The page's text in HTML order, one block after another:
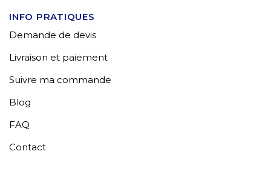
INFO PRATIQUES
Demande de devis
Livraison et paiement
Suivre ma commande
Blog
FAQ
Contact